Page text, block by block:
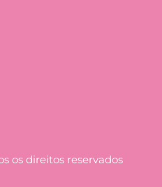
os direitos reservados